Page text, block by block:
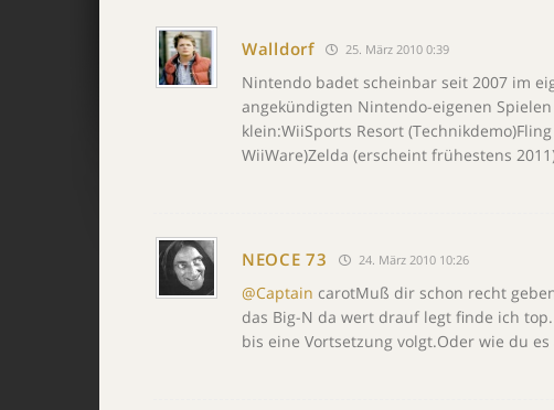
Walldorf 25. März 2010 0:39
Nintendo badet scheinbar seit 2007 im
angekündigten Nintendo-eigenen
klein:WiiSports Resort
WiiWare)Zelda (erscheint frühestens
NEOCE 73 24. März 2010 10:26
@Captain carotMuß dir schon recht
das Big-N da wert drauf legt finde ich
bis eine Vortsetzung volgt.Oder wie du